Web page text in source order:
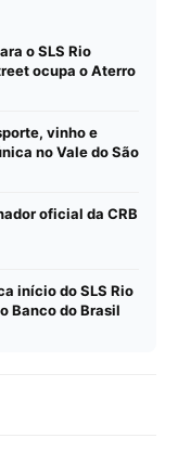
o SLS Rio
ocupa o Aterro
vinho e
no Vale do São
oficial da CRB
início do SLS Rio
Banco do Brasil